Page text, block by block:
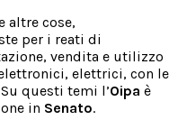
altre cose,
per i reati di
vendita e utilizzo
elettrici, con le
questi temi l’Oipa è
in Senato.